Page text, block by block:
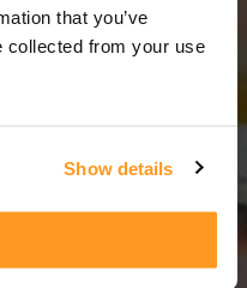
that you’ve
collected from your use
Show details
คืน